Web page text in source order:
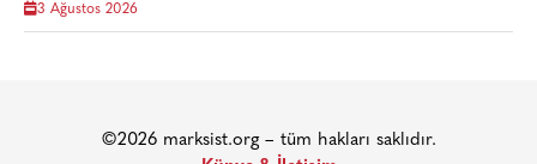
3 Ağustos 2026
©2026 marksist.org – tüm hakları saklıdır.